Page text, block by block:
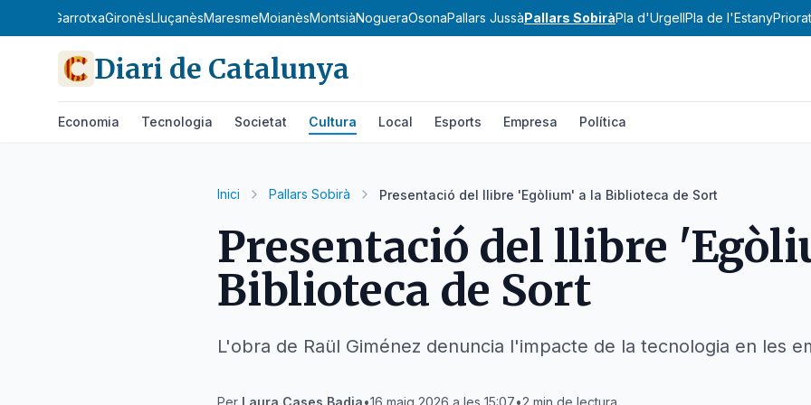
GarrotxaGironèsLluçanèsMaresmeMoianèsMontsiàNogueraOsonaPallars JussàPallars SobiràPla d'UrgellPla de l'EstanyPriorat
Diari de Catalunya
Economia Tecnologia Societat Cultura Local Esports Empresa Política
Inici Pallars Sobirà Presentació del llibre 'Egòlium' a la Biblioteca de Sort
Presentació del llibre
Biblioteca de Sort
L'obra de Raül Giménez denuncia l'impacte de la tecnologia en les
Per Laura Cases Badia•16 maig 2026 a les 15:07•2 min de lectura